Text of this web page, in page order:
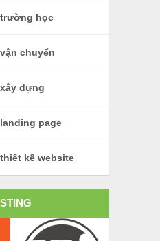
học
chuyển
dựng
page
kế website